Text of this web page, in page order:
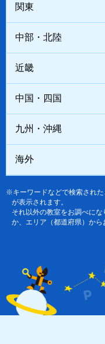
関東
中部・北陸
近畿
中国・四国
九州・沖縄
海外
※キーワードなどで検索され
が表示されます。
それ以外の教室をお調べに
か、エリア（都道府県）から